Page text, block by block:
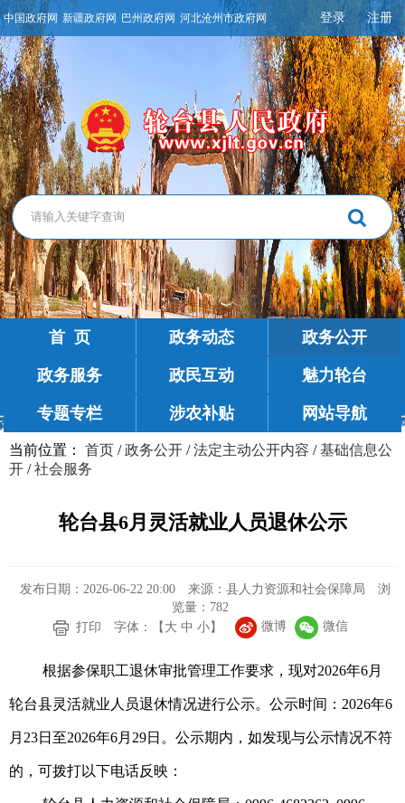
中国政府网 新疆政府网 巴州政府网 河北沧州市政府网 登录 注册
首 页 政务动态 政务公开
政务服务 政民互动 魅力轮台
专题专栏 涉农补贴 网站导航
当前位置： 首页 /政务公开 /法定主动公开内容 /基础信息公
开 /社会服务
轮台县6月灵活就业人员退休公示
发布日期：2026-06-22 20:00 来源：县人力资源和社会保障局
浏
览量： 782
打印
字体：【 大 中 小】 微博 微信
根据参保职工退休审批管理工作要求，现对2026年6月
轮台县灵活就业人员退休情况进行公示。公示时间：2026年6
月23日至2026年6月29日。公示期内，如发现与公示情况不符
的，可拨打以下电话反映：